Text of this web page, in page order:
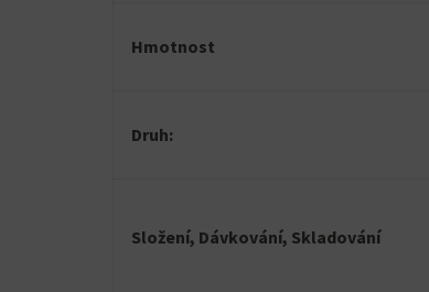
Hmotnost
Druh:
Složení, Dávkování, Skladování